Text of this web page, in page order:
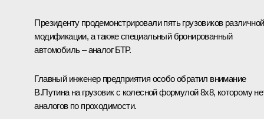
Президенту продемонстрировали пять грузовиков различной
модификации, а также специальный бронированный
автомобиль – аналог БТР.
Главный инженер предприятия особо обратил внимание
В.Путина на грузовик с колесной формулой 8х8, которому
аналогов по проходимости.